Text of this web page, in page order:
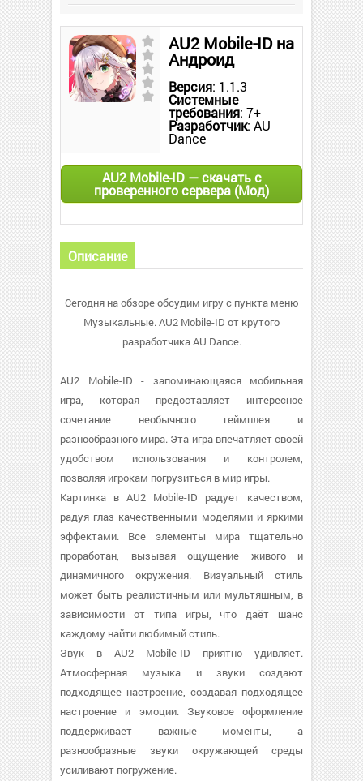
AU2 Mobile-ID на
Андроид
Версия: 1.1.3
Системные
требования: 7+
Разработчик: AU
Dance
AU2 Mobile-ID — скачать с
проверенного сервера (Мод)
Описание
Сегодня на обзоре обсудим игру с пункта меню
Музыкальные. AU2 Mobile-ID от крутого
разработчика AU Dance.
AU2 Mobile-ID - запоминающаяся мобильная
игра, которая предоставляет интересное
сочетание необычного геймплея и
разнообразного мира. Эта игра впечатляет своей
удобством использования и контролем,
позволяя игрокам погрузиться в мир игры.
Картинка в AU2 Mobile-ID радует качеством,
радуя глаз качественными моделями и яркими
эффектами. Все элементы мира тщательно
проработан, вызывая ощущение живого и
динамичного окружения. Визуальный стиль
может быть реалистичным или мультяшным, в
зависимости от типа игры, что даёт шанс
каждому найти любимый стиль.
Звук в AU2 Mobile-ID приятно удивляет.
Атмосферная музыка и звуки создают
подходящее настроение, создавая подходящее
настроение и эмоции. Звуковое оформление
поддерживает важные моменты, а
разнообразные звуки окружающей среды
усиливают погружение.